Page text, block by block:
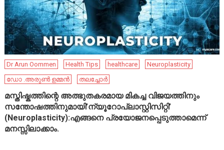
Dr Arun Oommen Health Tips healthcare
Neuroplasticity
ഡോ .അരുൺ ഉമ്മൻ
തലച്ചോർ
മസ്തിഷ്കത്തിന്റെ അത്ഭുതകരമായ മികച്ച വിജയത്തിനും
സന്തോഷത്തിനുമായി’ന്യൂറോപ്ലാസ്റ്റിസിറ്റി’
(Neuroplasticity):എങ്ങനെ പ്രയോജനപ്പെടുത്താമെന്ന്
മനസ്സിലാക്കാം.